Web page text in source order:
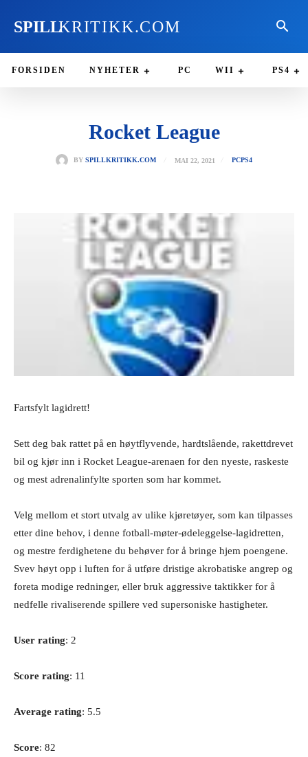
SPILLKRITIKK.COM
FORSIDEN NYHETER PC WII PS4
Rocket League
BY SPILLKRITIKK.COM MAI 22, 2021 PCPS4
Fartsfylt lagidrett!
Sett deg bak rattet på en høytflyvende, hardtslående, rakettdrevet
bil og kjør inn i Rocket League-arenaen for den nyeste, raskeste
og mest adrenalinfylte sporten som har kommet.
Velg mellom et stort utvalg av ulike kjøretøyer, som kan tilpasses
etter dine behov, i denne fotball-møter-ødeleggelse-lagidretten,
og mestre ferdighetene du behøver for å bringe hjem poengene.
Svev høyt opp i luften for å utføre dristige akrobatiske angrep og
foreta modige redninger, eller bruk aggressive taktikker for å
nedfelle rivaliserende spillere ved supersoniske hastigheter.
User rating: 2
Score rating: 11
Average rating: 5.5
Score: 82